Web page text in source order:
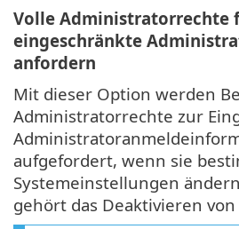
Volle Administratorrechte
eingeschränkte
anfordern
Mit dieser Option werden
Administratorrechte zur
aufgefordert, wenn sie
Systemeinstellungen
gehört das Deaktivieren